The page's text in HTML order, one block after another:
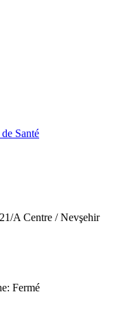
Santé
A Centre / Nevşehir
Fermé